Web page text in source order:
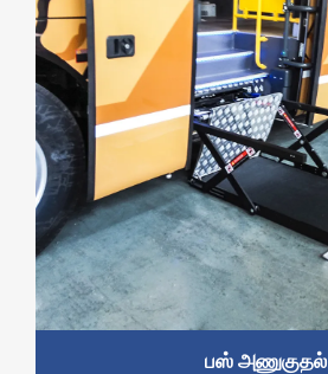
பஸ் அணுகுதல்